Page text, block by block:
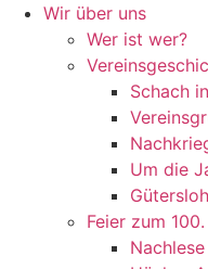
Wir über uns
Wer ist wer?
Schach
Um die
Feier zum